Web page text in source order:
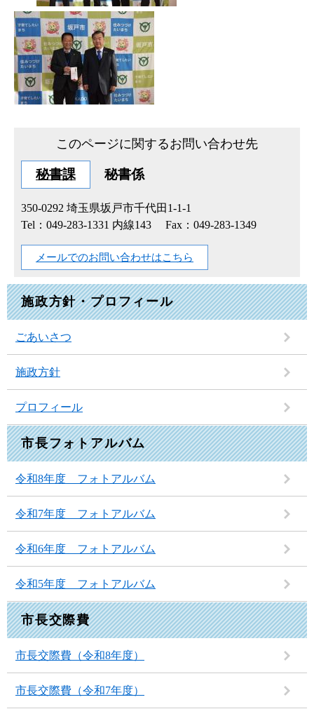
このページに関するお問い合わせ先
秘書課 秘書係
350-0292 埼玉県坂戸市千代田1-1-1
Tel：049-283-1331 内線143
Fax：049-283-1349
メールでのお問い合わせはこちら
施政方針・プロフィール
ごあいさつ
施政方針
プロフィール
市長フォトアルバム
令和8年度 フォトアルバム
令和7年度 フォトアルバム
令和6年度 フォトアルバム
令和5年度 フォトアルバム
市長交際費
市長交際費（令和8年度）
市長交際費（令和7年度）